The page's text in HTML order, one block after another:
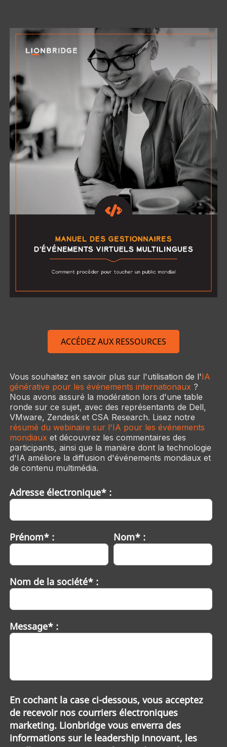
ACCÉDEZ AUX RESSOURCES
Vous souhaitez en savoir plus sur l'utilisation de l'IA
générative pour les événements internationaux ?
Nous avons assuré la modération lors d'une table
ronde sur ce sujet, avec des représentants de Dell,
VMware, Zendesk et CSA Research. Lisez notre
résumé du webinaire sur l'IA pour les événements
mondiaux et découvrez les commentaires des
participants, ainsi que la manière dont la technologie
d'IA améliore la diffusion d'événements mondiaux et
de contenu multimédia.
Adresse électronique* :
Prénom* : Nom* :
Nom de la société* :
Message* :
En cochant la case ci-dessous, vous acceptez
de recevoir nos courriers électroniques
marketing. Lionbridge vous enverra des
informations sur le leadership innovant, les